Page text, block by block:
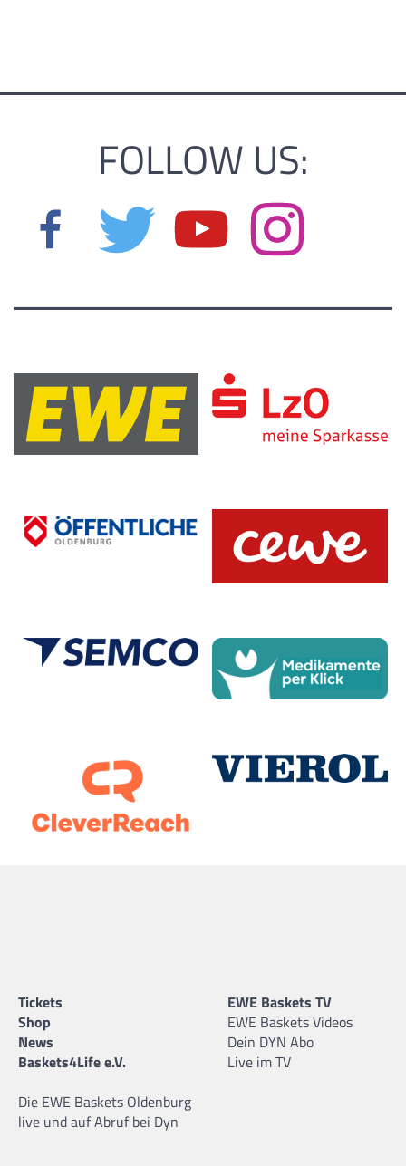
FOLLOW US:
Tickets
Shop
News
Baskets4Life e.V.
Die EWE Baskets Oldenburg
live und auf Abruf bei Dyn
EWE Baskets TV
EWE Baskets Videos
Dein DYN Abo
Live im TV